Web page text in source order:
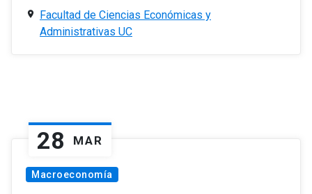
Facultad de Ciencias Económicas y
Administrativas UC
28 MAR
Macroeconomía